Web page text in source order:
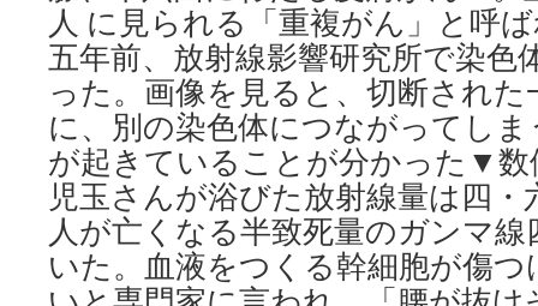
人 に見られる「重複がん」と呼
五年前、放射線影響研究所で染色
った。画像を見ると、切断され
に、別の染色体につながってし
が起きていることが分かった▼数
児玉さんが浴びた放射線量は四
人が亡くなる半致死量のガンマ
いた。血液をつくる幹細胞が傷